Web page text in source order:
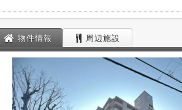
物件情報 周辺施設